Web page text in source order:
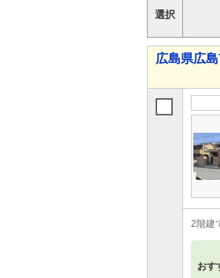
選択
広島県広
2階建
おす